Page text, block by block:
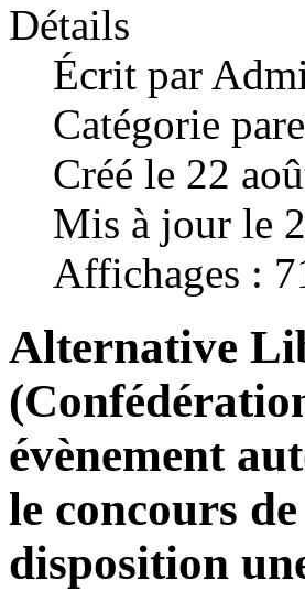
Détails
Écrit par
Catégorie
Créé le 22
Mis à jour le
Affichages :
Alternative
évènement
le concours
disposition